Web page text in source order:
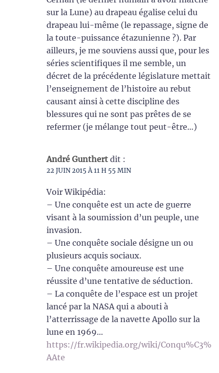
sur la Lune) au drapeau égalise celui du
drapeau lui-même (le repassage, signe de
la toute-puissance étazunienne ?). Par
ailleurs, je me souviens aussi que, pour les
séries scientifiques il me semble, un
décret de la précédente législature mettait
l’enseignement de l’histoire au rebut
causant ainsi à cette discipline des
blessures qui ne sont pas prêtes de se
refermer (je mélange tout peut-être…)
André Gunthert dit :
22 JUIN 2015 À 11 H 55 MIN
Voir Wikipédia:
– Une conquête est un acte de guerre
visant à la soumission d’un peuple, une
invasion.
– Une conquête sociale désigne un ou
plusieurs acquis sociaux.
– Une conquête amoureuse est une
réussite d’une tentative de séduction.
– La conquête de l’espace est un projet
lancé par la NASA qui a abouti à
l’atterrissage de la navette Apollo sur la
lune en 1969…
https://fr.wikipedia.org/wiki/Conqu%C3%
AAte